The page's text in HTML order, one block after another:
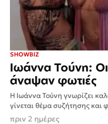
SHOWBIZ
Ιωάννα Τούνη:
άναψαν φωτιές
Η Ιωάννα Τούνη γνωρίζει
γίνεται θέμα συζήτησης και
ακόμη μία φορά. Η γνωστή
πριν 2 ημέρες